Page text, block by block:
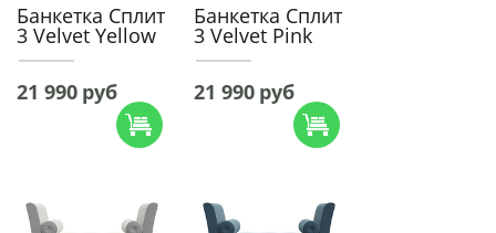
Банкетка Сплит
3 Velvet Yellow
21 990 руб
Банкетка Сплит
3 Velvet Pink
21 990 руб